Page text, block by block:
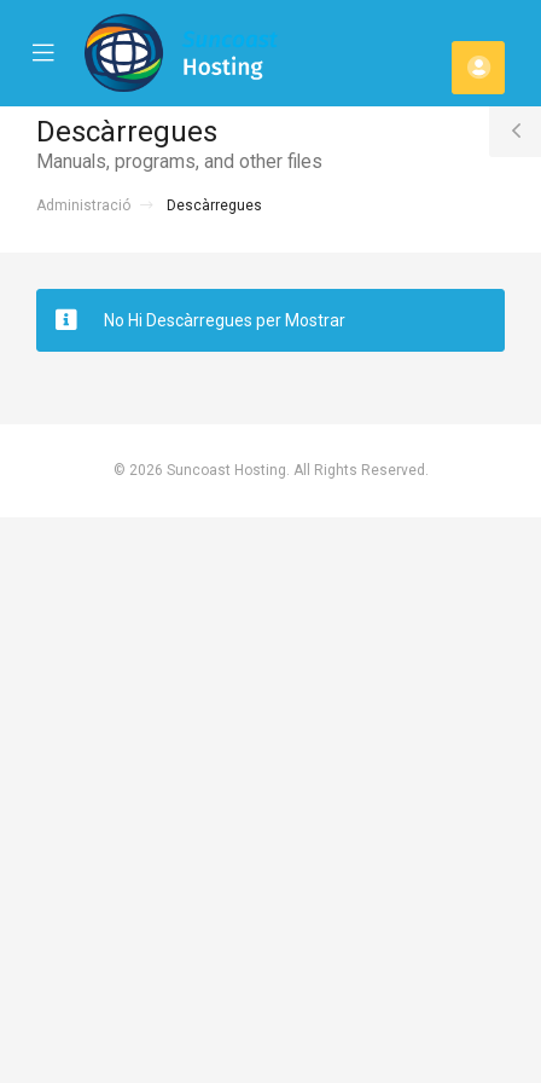
Mobile
Menu
Descàrregues
Manuals, programs, and other files
Administració Descàrregues
No Hi Descàrregues per Mostrar
© 2026 Suncoast Hosting. All Rights Reserved.